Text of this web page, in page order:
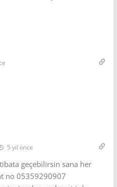
5 yıl önce
geçebilirsin sana her
no 05359290907